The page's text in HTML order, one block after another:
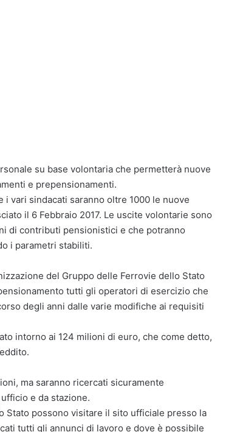
su base volontaria che permetterà nuove
e prepensionamenti.
i vari sindacati saranno oltre 1000 le nuove
il 6 Febbraio 2017. Le uscite volontarie sono
di contributi pensionistici e che potranno
i parametri stabiliti.
del Gruppo delle Ferrovie dello Stato
tutti gli operatori di esercizio che
degli anni dalle varie modifiche ai requisiti
intorno ai 124 milioni di euro, che come detto,
ma saranno ricercati sicuramente
e da stazione.
Stato possono visitare il sito ufficiale presso la
tutti gli annunci di lavoro e dove è possibile